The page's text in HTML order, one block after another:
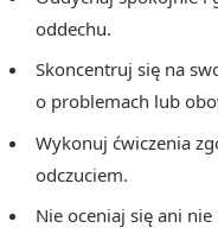
oddechu.
Skoncentruj się na
o problemach lub
Wykonuj ćwiczenia
odczuciem.
Nie oceniaj się ani